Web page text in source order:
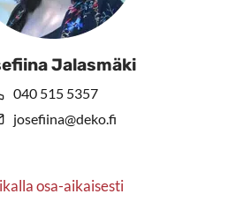
Jalasmäki
040 515 5357
josefiina@deko.fi
osa-aikaisesti